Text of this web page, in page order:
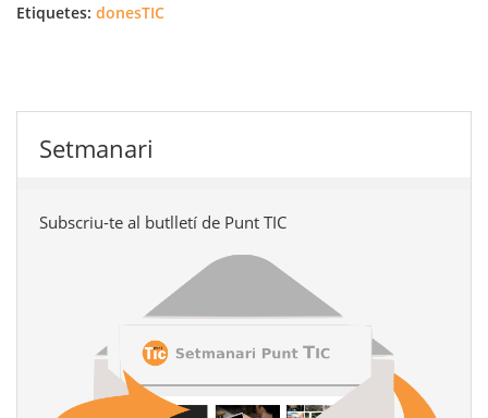
Etiquetes: donesTIC
Setmanari
Subscriu-te al butlletí de Punt TIC